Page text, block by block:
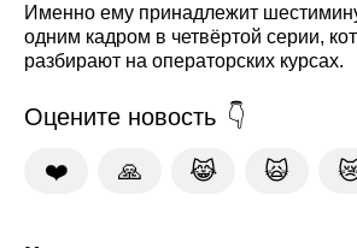
Именно ему принадлежит
одним кадром в четвёртой серии,
разбирают на операторских курсах.
Оцените новость
❤️ 🙏 😹 🙀